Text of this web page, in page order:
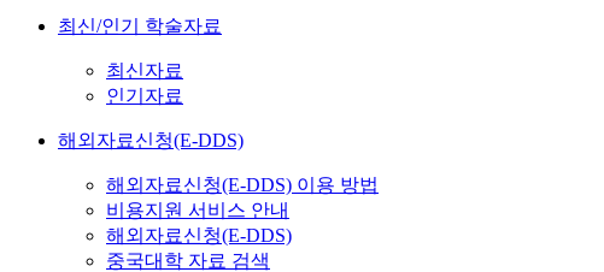
최신/인기 학술자료
최신자료
인기자료
해외자료신청(E-DDS)
해외자료신청(E-DDS) 이용 방법
비용지원 서비스 안내
해외자료신청(E-DDS)
중국대학 자료 검색